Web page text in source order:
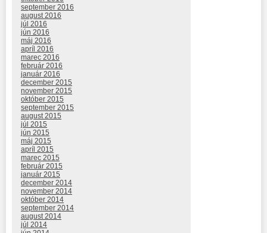
september 2016
august 2016
júl 2016
jún 2016
máj 2016
apríl 2016
marec 2016
február 2016
január 2016
december 2015
november 2015
október 2015
september 2015
august 2015
júl 2015
jún 2015
máj 2015
apríl 2015
marec 2015
február 2015
január 2015
december 2014
november 2014
október 2014
september 2014
august 2014
júl 2014